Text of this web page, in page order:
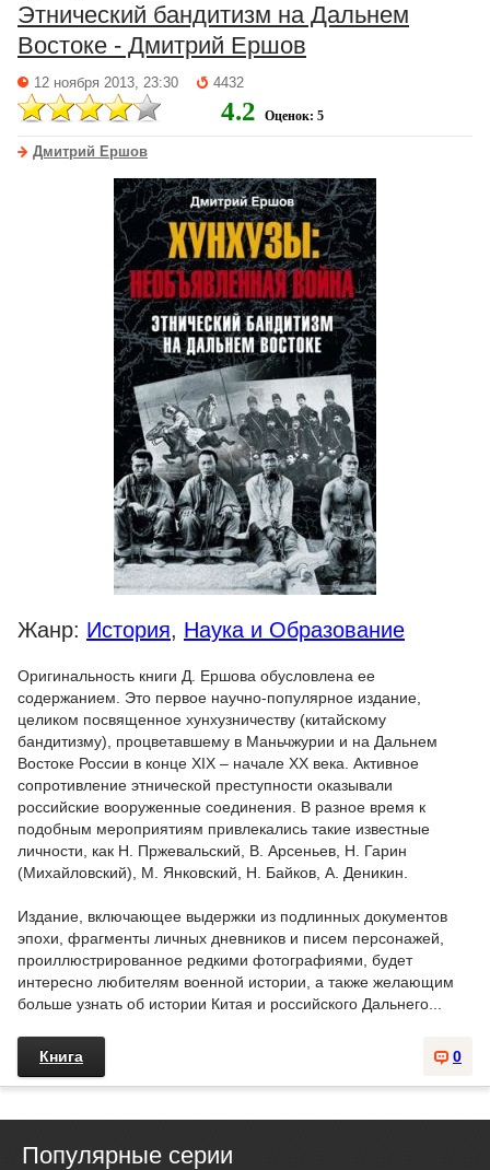
Этнический бандитизм на Дальнем
Востоке - Дмитрий Ершов
12 ноября 2013, 23:30 4432
4.2 Оценок: 5
Дмитрий Ершов
Жанр: История, Наука и Образование
Оригинальность книги Д. Ершова обусловлена ее
содержанием. Это первое научно-популярное издание,
целиком посвященное хунхузничеству (китайскому
бандитизму), процветавшему в Маньчжурии и на Дальнем
Востоке России в конце XIX – начале XX века. Активное
сопротивление этнической преступности оказывали
российские вооруженные соединения. В разное время к
подобным мероприятиям привлекались такие известные
личности, как H. Пржевальский, В. Арсеньев, H. Гарин
(Михайловский), М. Янковский, H. Байков, А. Деникин.
Издание, включающее выдержки из подлинных документов
эпохи, фрагменты личных дневников и писем персонажей,
проиллюстрированное редкими фотографиями, будет
интересно любителям военной истории, а также желающим
больше узнать об истории Китая и российского Дальнего...
0
Книга
Популярные серии